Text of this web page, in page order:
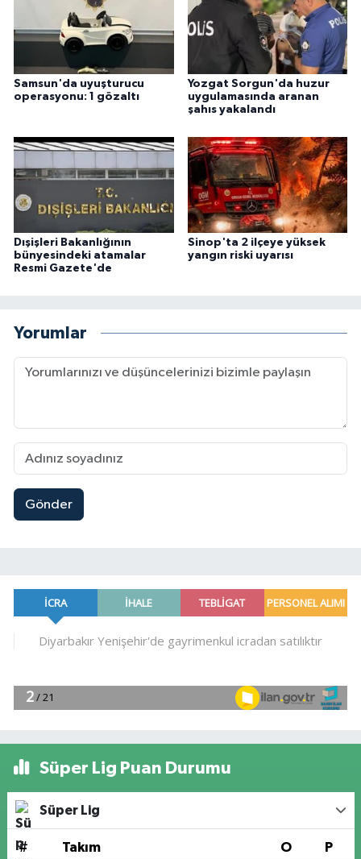
Samsun'da uyuşturucu
operasyonu: 1 gözaltı
Yozgat Sorgun'da huzur
uygulamasında aranan
şahıs yakalandı
Dışişleri Bakanlığının
bünyesindeki atamalar
Resmi Gazete'de
Sinop'ta 2 ilçeye yüksek
yangın riski uyarısı
Yorumlar
Gönder
Süper Lig Puan Durumu
Süper Lig
# Takım O P